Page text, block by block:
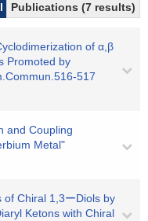
Publications (7 results)
of α,β
Promoted by
517
and Coupling
Metal"
of Chiral 1,3ーDiols by
Ketons with Chiral